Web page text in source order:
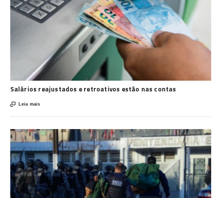
Salários reajustados e retroativos estão nas contas
 Leia mais